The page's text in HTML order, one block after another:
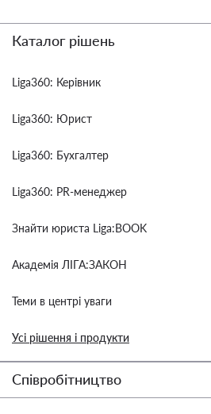
Каталог рішень
Liga360: Керівник
Liga360: Юрист
Liga360: Бухгалтер
Liga360: PR-менеджер
Знайти юриста Liga:BOOK
Академія ЛІГА:ЗАКОН
Теми в центрі уваги
Усі рішення і продукти
Співробітництво